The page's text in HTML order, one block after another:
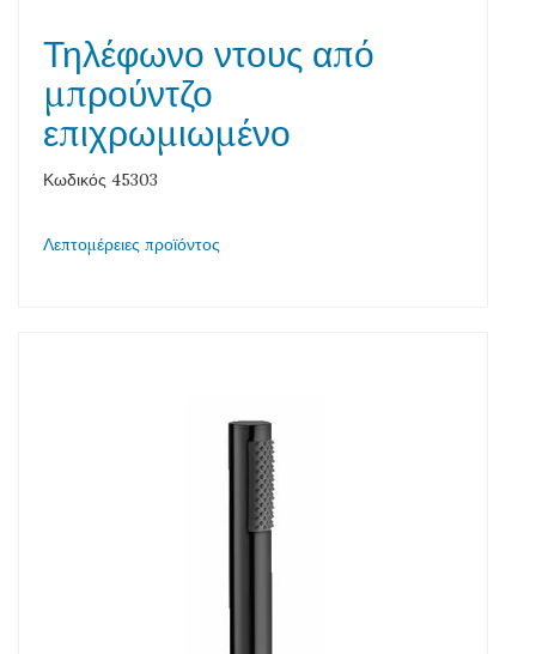
Τηλέφωνο ντους από
μπρούντζο
επιχρωμιωμένο
Κωδικός 45303
Λεπτομέρειες προϊόντος